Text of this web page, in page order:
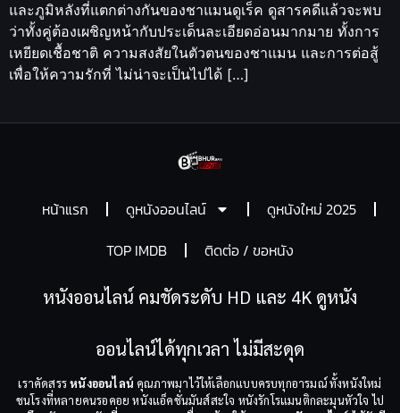
และภูมิหลังที่แตกต่างกันของชาแมนดูเร็ค ดูสารคดีแล้วจะพบ
ว่าทั้งคู่ต้องเผชิญหน้ากับประเด็นละเอียดอ่อนมากมาย ทั้งการ
เหยียดเชื้อชาติ ความสงสัยในตัวตนของชาแมน และการต่อสู้
เพื่อให้ความรักที่ ไม่น่าจะเป็นไปได้ […]
หน้าแรก ดูหนังออนไลน์
ดูหนังใหม่ 2025
TOP IMDB
ติดต่อ / ขอหนัง
หนังออนไลน์ คมชัดระดับ HD และ 4K ดูหนัง
ออนไลน์ได้ทุกเวลา ไม่มีสะดุด
เราคัดสรรหนังออนไลน์ คุณภาพมาไว้ให้เลือกแบบครบทุกอารมณ์ ทั้งหนังใหม่
ชนโรงที่หลายคนรอคอย หนังแอ็คชั่นมันส์สะใจ หนังรักโรแมนติกละมุนหัวใจ ไป